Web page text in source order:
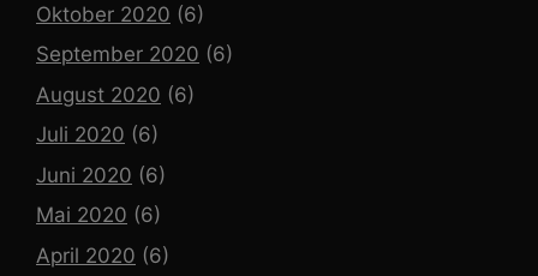
Oktober 2020 (6)
September 2020 (6)
August 2020 (6)
Juli 2020 (6)
Juni 2020 (6)
Mai 2020 (6)
April 2020 (6)